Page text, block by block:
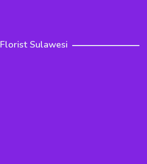
Florist Sulawesi